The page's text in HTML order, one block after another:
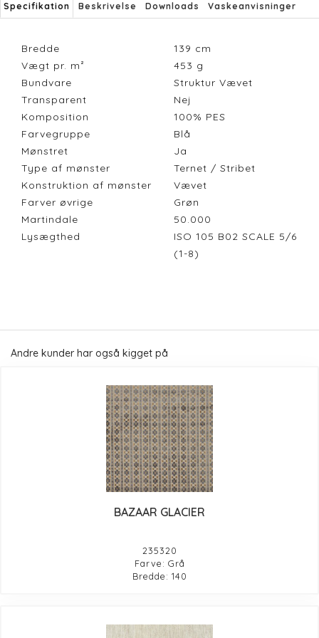
Specifikation Beskrivelse Downloads Vaskeanvisninger
Bredde 139 cm
Vægt pr. m²
453 g
Bundvare
Struktur Vævet
Transparent
Nej
Komposition
100% PES
Farvegruppe
Blå
Mønstret
Ja
Type af mønster
Ternet / Stribet
Konstruktion af mønster
Vævet
Farver øvrige
Grøn
Martindale
50.000
Lysægthed
ISO 105 B02 SCALE 5/6
(1-8)
Andre kunder har også kigget på
BAZAAR GLACIER
235320
Farve: Grå
Bredde: 140